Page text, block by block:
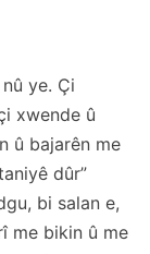
ye. Çi
xwende û
û bajarên me
dûr”
bi salan e,
me bikin û me